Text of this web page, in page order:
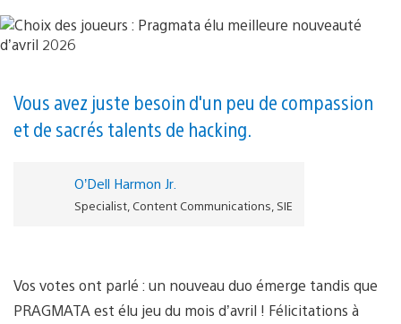
Vous avez juste besoin d'un peu de compassion
et de sacrés talents de hacking.
O’Dell Harmon Jr.
Specialist, Content Communications, SIE
Vos votes ont parlé : un nouveau duo émerge tandis que
PRAGMATA est élu jeu du mois d’avril ! Félicitations à